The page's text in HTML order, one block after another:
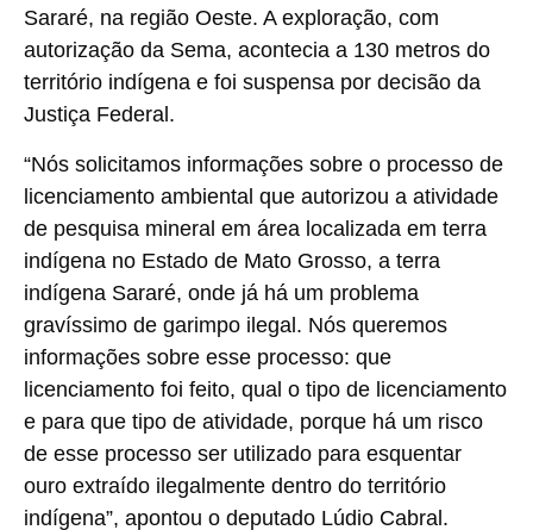
Sararé, na região Oeste. A exploração, com
autorização da Sema, acontecia a 130 metros do
território indígena e foi suspensa por decisão da
Justiça Federal.
“Nós solicitamos informações sobre o processo de
licenciamento ambiental que autorizou a atividade
de pesquisa mineral em área localizada em terra
indígena no Estado de Mato Grosso, a terra
indígena Sararé, onde já há um problema
gravíssimo de garimpo ilegal. Nós queremos
informações sobre esse processo: que
licenciamento foi feito, qual o tipo de licenciamento
e para que tipo de atividade, porque há um risco
de esse processo ser utilizado para esquentar
ouro extraído ilegalmente dentro do território
indígena”, apontou o deputado Lúdio Cabral.